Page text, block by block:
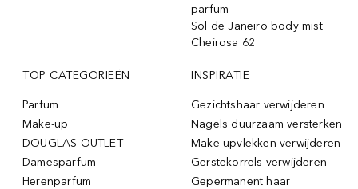
parfum
Sol de Janeiro body mist
Cheirosa 62
TOP CATEGORIEËN
Parfum
Make-up
DOUGLAS OUTLET
Damesparfum
Herenparfum
INSPIRATIE
Gezichtshaar verwijderen
Nagels duurzaam versterken
Make-upvlekken verwijderen
Gerstekorrels verwijderen
Gepermanent haar